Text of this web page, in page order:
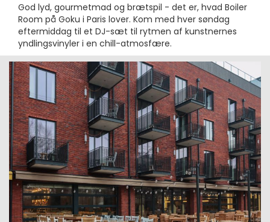
God lyd, gourmetmad og brætspil - det er, hvad Boiler
Room på Goku i Paris lover. Kom med hver søndag
eftermiddag til et DJ-sæt til rytmen af kunstnernes
yndlingsvinyler i en chill-atmosfære.